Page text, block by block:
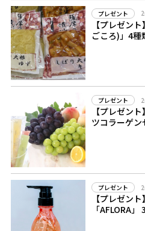
プレゼント
【プレゼン
ごころ)」4種
プレゼント
【プレゼン
ツコラーゲ
プレゼント
【プレゼン
「AFLORA